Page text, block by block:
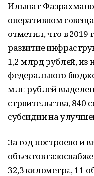
Ильшат
оперативном
отметил, что в 2019
развитие
1,2 млрд рублей, из
федерального
млн рублей
строительства, 840
субсидии на
За год построено и
объектов
32,3 километра, 11